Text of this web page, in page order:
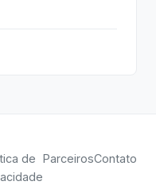
de ParceirosContato